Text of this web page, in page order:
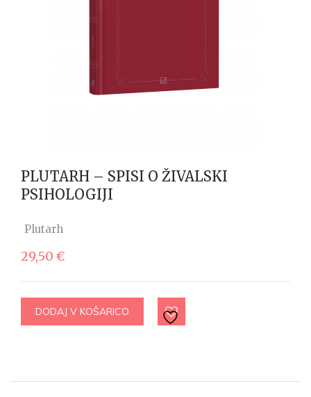
PLUTARH – SPISI O ŽIVALSKI
PSIHOLOGIJI
Plutarh
29,50 €
DODAJ V KOŠARICO